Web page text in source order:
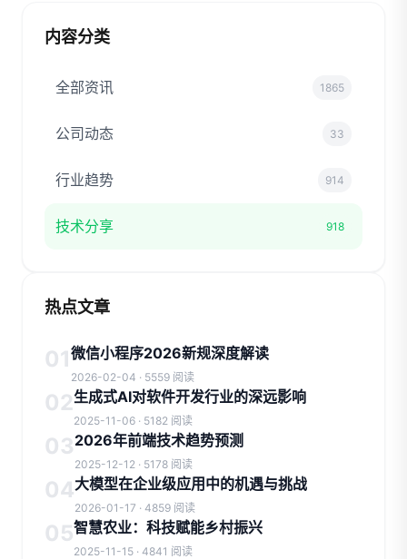
内容分类
全部资讯 1865
公司动态 33
行业趋势 914
技术分享 918
热点文章
01微信小程序2026新规深度解读
2026-02-04 · 5559 阅读
02生成式AI对软件开发行业的深远影响
2025-11-06 · 5182 阅读
032026年前端技术趋势预测
2025-12-12 · 5178 阅读
04大模型在企业级应用中的机遇与挑战
2026-01-17 · 4859 阅读
05智慧农业：科技赋能乡村振兴
2025-11-15 · 4841 阅读